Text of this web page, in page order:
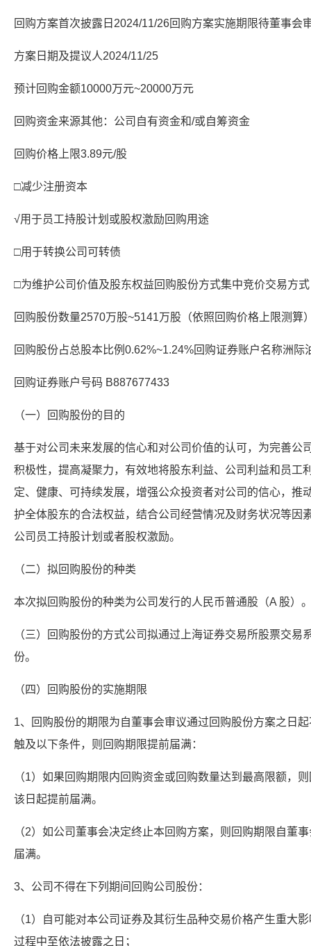
回购方案首次披露日2024/11/26回购方案实施期限待董事会
方案日期及提议人2024/11/25
预计回购金额10000万元~20000万元
回购资金来源其他：公司自有资金和/或自筹资金
回购价格上限3.89元/股
□减少注册资本
√用于员工持股计划或股权激励回购用途
□用于转换公司可转债
□为维护公司价值及股东权益回购股份方式集中竞价交易方式
回购股份数量2570万股~5141万股（依照回购价格上限测算
回购股份占总股本比例0.62%~1.24%回购证券账户名称洲
回购证券账户号码 B887677433
（一）回购股份的目的
基于对公司未来发展的信心和对公司价值的认可，为完善公
积极性，提高凝聚力，有效地将股东利益、公司利益和员工
定、健康、可持续发展，增强公众投资者对公司的信心，推
护全体股东的合法权益，结合公司经营情况及财务状况等因
公司员工持股计划或者股权激励。
（二）拟回购股份的种类
本次拟回购股份的种类为公司发行的人民币普通股（A 股）
（三）回购股份的方式公司拟通过上海证券交易所股票交易
份。
（四）回购股份的实施期限
1、回购股份的期限为自董事会审议通过回购股份方案之日
触及以下条件，则回购期限提前届满：
（1）如果回购期限内回购资金或回购数量达到最高限额，
该日起提前届满。
（2）如公司董事会决定终止本回购方案，则回购期限自董
届满。
3、公司不得在下列期间回购公司股份：
（1）自可能对本公司证券及其衍生品种交易价格产生重大
过程中至依法披露之日；